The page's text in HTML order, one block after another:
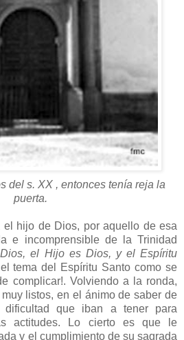
del s. XX , entonces tenía reja la
puerta.
el hijo de Dios, por aquello de esa
e incomprensible de la Trinidad
el Hijo es Dios, y el Espíritu
tema del Espíritu Santo como se
complicar!. Volviendo a la ronda,
listos, en el ánimo de saber de
que iban a tener para
actitudes. Lo cierto es que le
y el cumplimiento de su sagrada